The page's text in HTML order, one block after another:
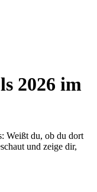
2026 im
Weißt du, ob du dort
und zeige dir,